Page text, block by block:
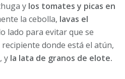
y los tomates y picas en
la cebolla, lavas el
lado para evitar que se
donde está el atún,
y la lata de granos de elote.